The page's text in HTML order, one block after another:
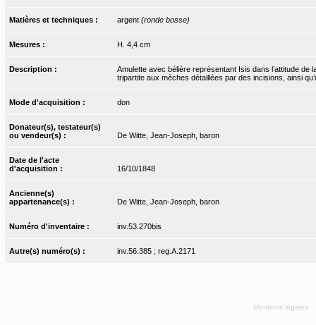
Matières et techniques : argent (ronde bosse)
Mesures : H. 4,4 cm
Description :
Amulette avec bélière représentant Isis dans l’attitude
tripartite aux mèches détaillées par des incisions, ainsi
Mode d'acquisition : don
Donateur(s), testateur(s)
ou vendeur(s) :
De Witte, Jean-Joseph, baron
Date de l'acte
d'acquisition :
16/10/1848
Ancienne(s)
appartenance(s) :
De Witte, Jean-Joseph, baron
Numéro d'inventaire : inv.53.270bis
Autre(s) numéro(s) : inv.56.385 ; reg.A.2171
Mentions légales